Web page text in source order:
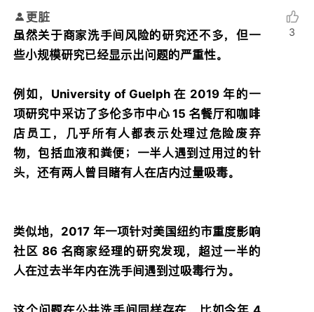
更脏
虽然关于商家洗手间风险的研究还不多，但一
些小规模研究已经显示出问题的严重性。
例如，University of Guelph 在 2019 年的一
项研究中采访了多伦多市中心 15 名餐厅和咖啡
店员工，几乎所有人都表示处理过危险废弃
物，包括血液和粪便；一半人遇到过用过的针
头，还有两人曾目睹有人在店内过量吸毒。
类似地，2017 年一项针对美国纽约市重度影响
社区 86 名商家经理的研究发现，超过一半的
人在过去半年内在洗手间遇到过吸毒行为。
3